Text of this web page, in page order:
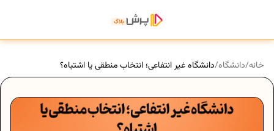
خانه/دانشگاه/دانشگاه غیر انتفاعی؛ انتخاب منطقی یا اشتباه؟